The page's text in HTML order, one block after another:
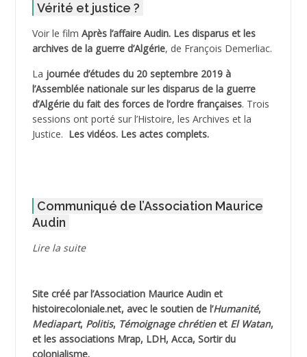
ADELIOUAT Vve AIT SAADA
ADJANI Khaled
ADJAOUT
ADNI Mohamed Akli
ADOUL Arab *
AGOULMINE
AHLOUCHE Mabrouk *
AIBLIED Ahmed
Vérité et justice ?
Voir le film Après l’affaire Audin. Les disparus et les
archives de la guerre d’Algérie, de François Demerliac.
La journée d’études du 20 septembre 2019 à
l’Assemblée nationale sur les disparus de la guerre
d’Algérie du fait des forces de l’ordre françaises. Trois
sessions ont porté sur l’Histoire, les Archives et la
Justice. Les vidéos. Les actes complets.
Communiqué de l’Association Maurice
Audin
Lire la suite
Site créé par l’Association Maurice Audinet
histoirecoloniale.net, avec le soutien de l’Humanité,
Mediapart, Politis, Témoignage chrétienet El Watan,
et les associations Mrap, LDH, Acca, Sortir du
colonialisme.